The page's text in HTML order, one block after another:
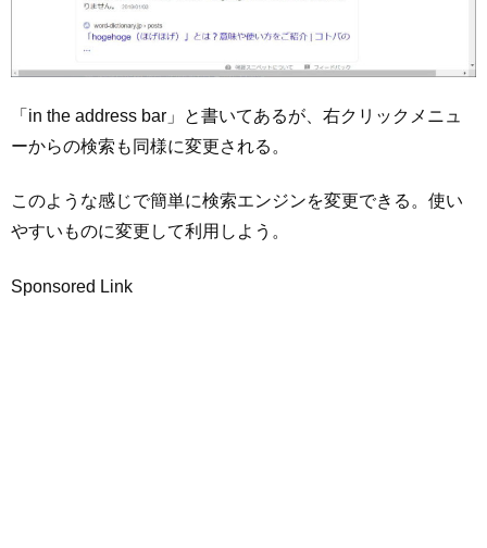
「in the address bar」と書いてあるが、右クリックメニュ
ーからの検索も同様に変更される。
このような感じで簡単に検索エンジンを変更できる。使い
やすいものに変更して利用しよう。
Sponsored Link